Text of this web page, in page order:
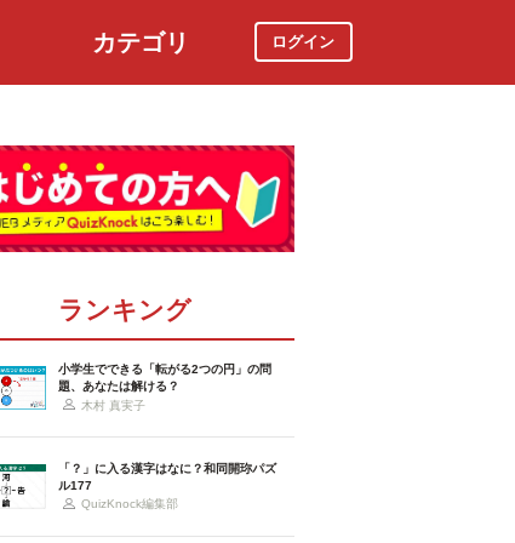
カテゴリ ログイン
ランキング
小学生でできる「転がる2つの円」の問
題、あなたは解ける？
木村 真実子
「？」に入る漢字はなに？和同開珎パズ
ル177
QuizKnock編集部